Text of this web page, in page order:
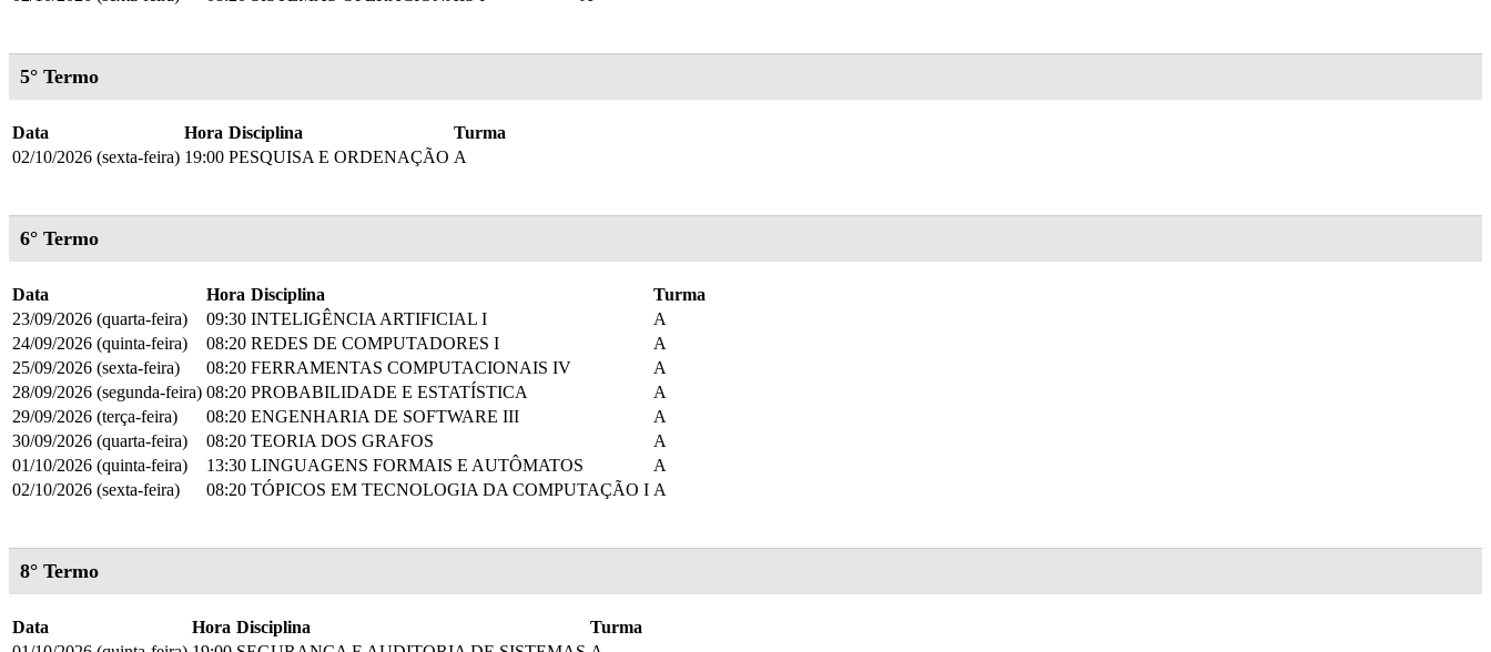
5° Termo
Data Hora Disciplina
Turma
02/10/2026 (sexta-feira) 19:00 PESQUISA E ORDENAÇÃO A
6° Termo
Data Hora Disciplina
Turma
23/09/2026 (quarta-feira)
09:30 INTELIGÊNCIA ARTIFICIAL I
A
24/09/2026 (quinta-feira)
08:20 REDES DE COMPUTADORES I
A
25/09/2026 (sexta-feira)
08:20 FERRAMENTAS COMPUTACIONAIS IV
A
28/09/2026 (segunda-feira) 08:20 PROBABILIDADE E ESTATÍSTICA
A
29/09/2026 (terça-feira)
08:20 ENGENHARIA DE SOFTWARE III
A
30/09/2026 (quarta-feira)
08:20 TEORIA DOS GRAFOS
A
01/10/2026 (quinta-feira)
13:30 LINGUAGENS FORMAIS E AUTÔMATOS
A
02/10/2026 (sexta-feira)
08:20 TÓPICOS EM TECNOLOGIA DA COMPUTAÇÃO I A
8° Termo
Data Hora Disciplina
Turma